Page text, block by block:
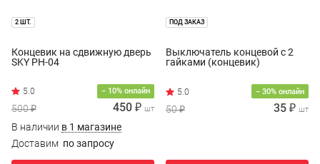
2 ШТ.
Концевик на сдвижную дверь
SKY PH-04
− 10% онлайн
500 ₽ 450 ₽ шт
В наличии в 1 магазине
Доставим по запросу
ПОД ЗАКАЗ
Выключатель концевой с 2
гайками (концевик)
− 30% онлайн
50 ₽ 35 ₽ шт